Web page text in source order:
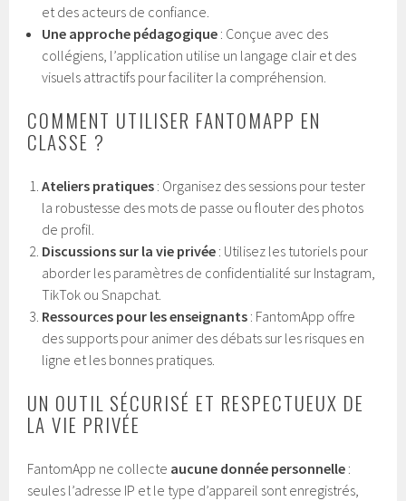
et des acteurs de confiance.
Une approche pédagogique : Conçue avec des
collégiens, l’application utilise un langage clair et des
visuels attractifs pour faciliter la compréhension.
COMMENT UTILISER FANTOMAPP EN
CLASSE ?
Ateliers pratiques : Organisez des sessions pour tester
la robustesse des mots de passe ou flouter des photos
de profil.
Discussions sur la vie privée : Utilisez les tutoriels pour
aborder les paramètres de confidentialité sur Instagram,
TikTok ou Snapchat.
Ressources pour les enseignants : FantomApp offre
des supports pour animer des débats sur les risques en
ligne et les bonnes pratiques.
UN OUTIL SÉCURISÉ ET RESPECTUEUX DE
LA VIE PRIVÉE
FantomApp ne collecte aucune donnée personnelle :
seules l’adresse IP et le type d’appareil sont enregistrés,